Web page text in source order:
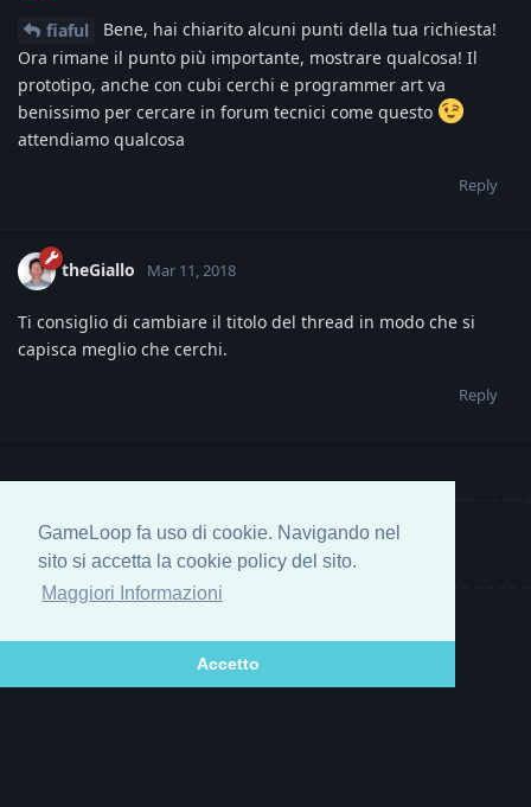
GameLoop fa uso di cookie. Navigando nel
sito si accetta la cookie policy del sito.
Maggiori Informazioni
Accetto
fiaful
Bene, hai chiarito alcuni punti della tua richiesta!
Ora rimane il punto più importante, mostrare qualcosa! Il
prototipo, anche con cubi cerchi e programmer art va
benissimo per cercare in forum tecnici come questo
attendiamo qualcosa
Reply
theGiallo Mar 11, 2018
Ti consiglio di cambiare il titolo del thread in modo che si
capisca meglio che cerchi.
Reply
Write a Reply...